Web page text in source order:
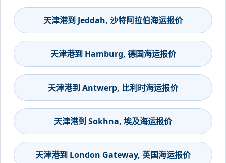
天津港到 Jeddah, 沙特阿拉伯海运报价
天津港到 Hamburg, 德国海运报价
天津港到 Antwerp, 比利时海运报价
天津港到 Sokhna, 埃及海运报价
天津港到 London Gateway, 英国海运报价